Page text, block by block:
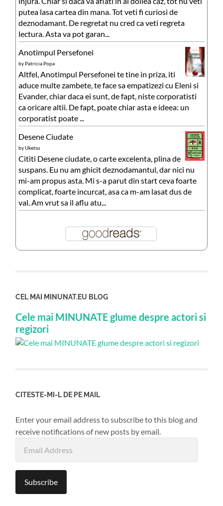
putea lasa cartea din mana. Tot veti fi curiosi de
deznodamant. De regretat nu cred ca veti regreta
lectura. Asta va pot garan...
Anotimpul Persefonei
by Patricia Popa
Altfel, Anotimpul Persefonei te tine in priza, iti
aduce multe zambete, te face sa empatizezi cu Eleni si
Evander, chiar daca ei sunt, de fapt, niste corporatisti
ca oricare altii. De fapt, poate chiar asta e ideea: un
corporatist poate ...
Desene Ciudate
byUketsu
Cititi Desene ciudate, o carte excelenta, plina de
suspans. Eu nu am ghicit deznodamantul, dar nici nu
mi-am propus asta. Mi s-a parut din start ceva foarte
complicat, foarte incurcat, asa ca m-am lasat dus de
val. Am vrut sa il aflu atu...
CEL MAI MINUNAT.EU BLOG
Cele mai MINUNATE glume despre actori si
regizori
CITESTE-MI-L DE PE MAIL
Enter your email address to subscribe to this blog and
receive notifications of new posts by email.
Address
Subscribe